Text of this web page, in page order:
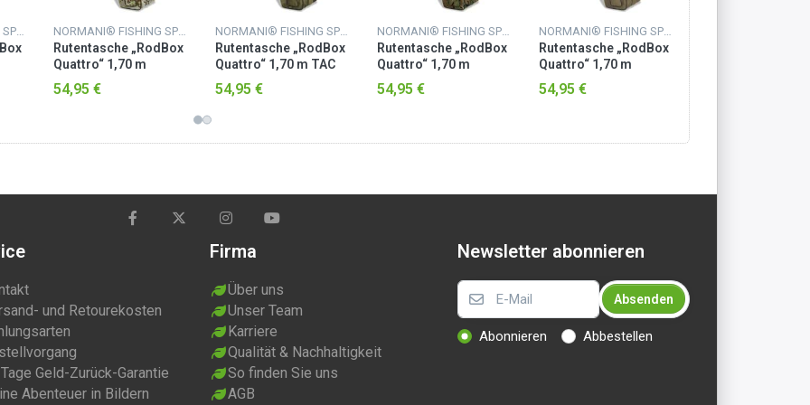
NORMANI® FISHING SPORTS NORMANI® FISHING SPORTS
Rutentasche „RodBox
Quattro“ 1,70 m
Waldtarn
54,95 €
NORMANI® FISHING SPORTS
Rutentasche „RodBox
Quattro“ 1,70 m TAC
54,95 €
NORMANI® FISHING SPORTS
Rutentasche „RodBox
Quattro“ 1,70 m
Digital Woodland
54,95 €
NORMANI® FISHING SPORTS
Rutentasche „RodBox
Quattro“ 1,70 m
Coyote
54,95 €
und Retourekosten
Geld-Zurück-Garantie
Abenteuer in Bildern
Firma
Über uns
Unser Team
Karriere
Qualität & Nachhaltigkeit
So finden Sie uns
AGB
Newsletter abonnieren
Absenden
Abonnieren Abbestellen